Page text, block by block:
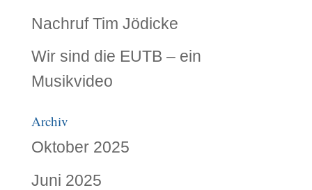
Nachruf Tim Jödicke
Wir sind die EUTB – ein
Musikvideo
Archiv
Oktober 2025
Juni 2025